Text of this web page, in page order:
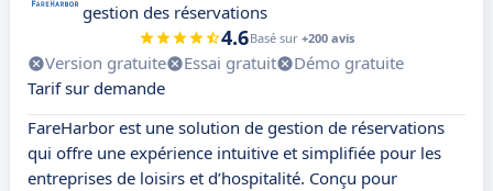
gestion des réservations
4.6Basé sur +200 avis
Version gratuite Essai gratuit
Démo gratuite
Tarif sur demande
FareHarbor est une solution de gestion de réservations
qui offre une expérience intuitive et simplifiée pour les
entreprises de loisirs et d’hospitalité. Conçu pour